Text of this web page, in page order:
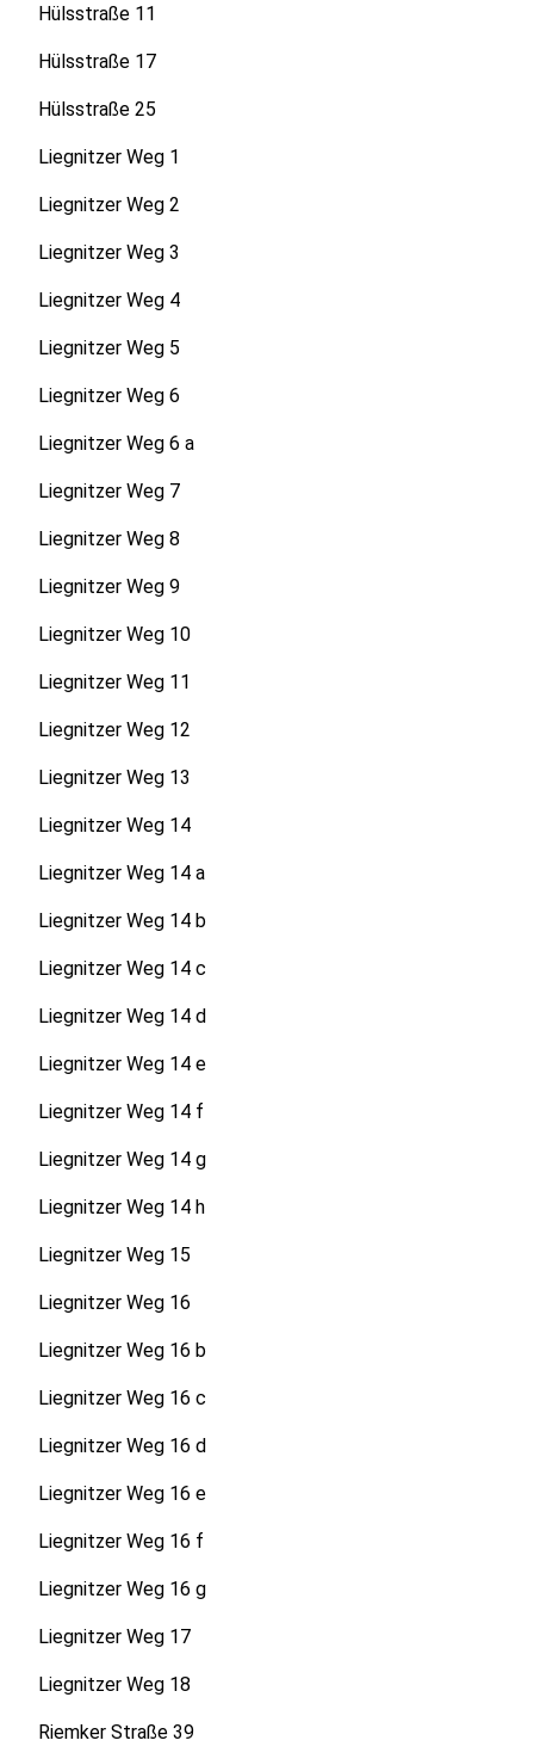
Hülsstraße 11
Hülsstraße 17
Hülsstraße 25
Liegnitzer Weg 1
Liegnitzer Weg 2
Liegnitzer Weg 3
Liegnitzer Weg 4
Liegnitzer Weg 5
Liegnitzer Weg 6
Liegnitzer Weg 6 a
Liegnitzer Weg 7
Liegnitzer Weg 8
Liegnitzer Weg 9
Liegnitzer Weg 10
Liegnitzer Weg 11
Liegnitzer Weg 12
Liegnitzer Weg 13
Liegnitzer Weg 14
Liegnitzer Weg 14 a
Liegnitzer Weg 14 b
Liegnitzer Weg 14 c
Liegnitzer Weg 14 d
Liegnitzer Weg 14 e
Liegnitzer Weg 14 f
Liegnitzer Weg 14 g
Liegnitzer Weg 14 h
Liegnitzer Weg 15
Liegnitzer Weg 16
Liegnitzer Weg 16 b
Liegnitzer Weg 16 c
Liegnitzer Weg 16 d
Liegnitzer Weg 16 e
Liegnitzer Weg 16 f
Liegnitzer Weg 16 g
Liegnitzer Weg 17
Liegnitzer Weg 18
Riemker Straße 39